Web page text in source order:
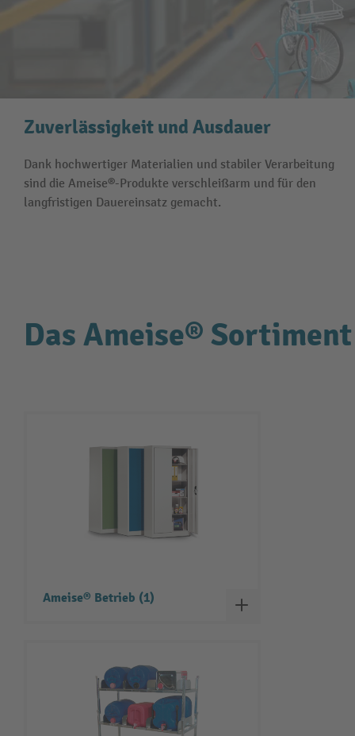
Zuverlässigkeit und Ausdauer
Dank hochwertiger Materialien und stabiler Verarbeitung
sind die Ameise®-Produkte verschleißarm und für den
langfristigen Dauereinsatz gemacht.
Das Ameise®
Ameise® Betrieb (1)